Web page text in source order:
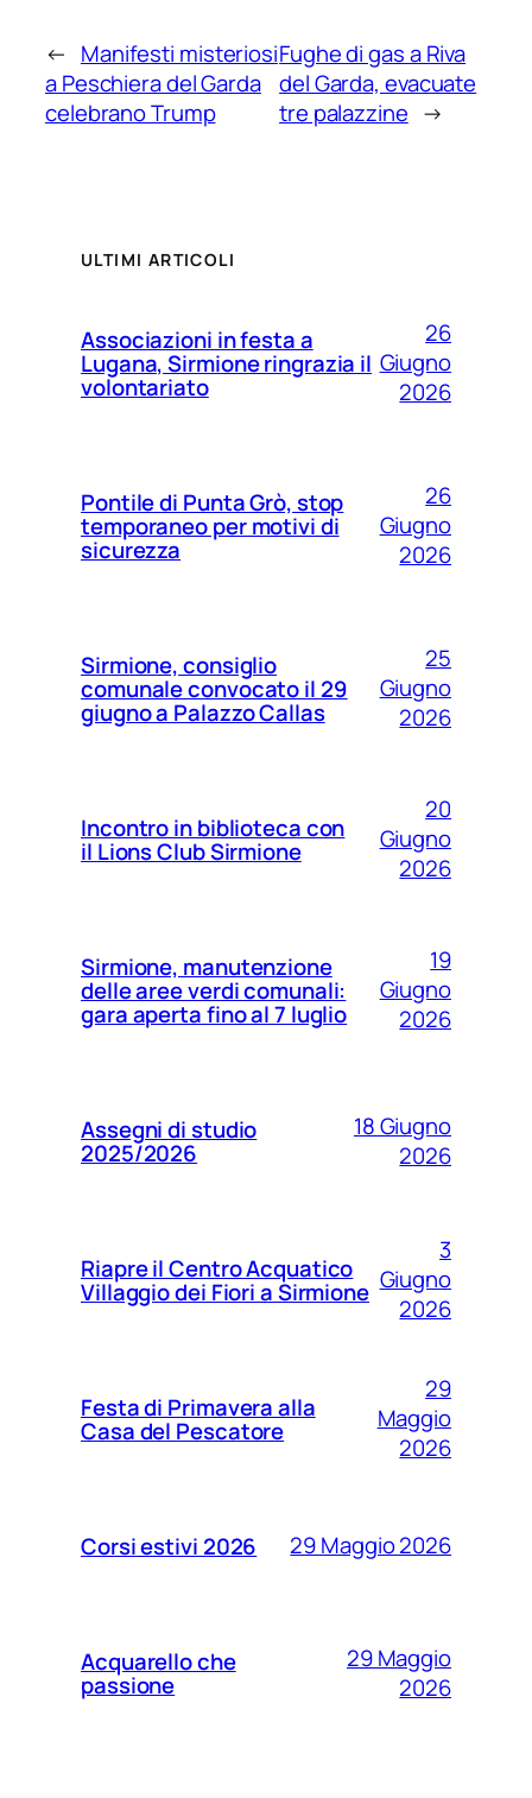
← Manifesti misteriosi
a Peschiera del Garda
celebrano Trump
Fughe di gas a Riva
del Garda, evacuate
tre palazzine →
ULTIMI ARTICOLI
Associazioni in festa a
Lugana, Sirmione ringrazia il
volontariato
26
Giugno
2026
Pontile di Punta Grò, stop
temporaneo per motivi di
sicurezza
26
Giugno
2026
Sirmione, consiglio
comunale convocato il 29
giugno a Palazzo Callas
25
Giugno
2026
Incontro in biblioteca con
il Lions Club Sirmione
20
Giugno
2026
Sirmione, manutenzione
delle aree verdi comunali:
gara aperta fino al 7 luglio
19
Giugno
2026
Assegni di studio
2025/2026
18 Giugno
2026
Riapre il Centro Acquatico
Villaggio dei Fiori a Sirmione
3
Giugno
2026
Festa di Primavera alla
Casa del Pescatore
29
Maggio
2026
Corsi estivi 2026 29 Maggio 2026
Acquarello che
passione
29 Maggio
2026